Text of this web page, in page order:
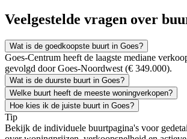
Veelgestelde vragen over
Wat is de goedkoopste buurt in Goes?
Goes-Centrum heeft de laagste mediane
gevolgd door Goes-Noordwest (€ 349.000).
Wat is de duurste buurt in Goes?
Welke buurt heeft de meeste woningverkopen?
Hoe kies ik de juiste buurt in Goes?
Tip
Bekijk de individuele buurtpagina's voor